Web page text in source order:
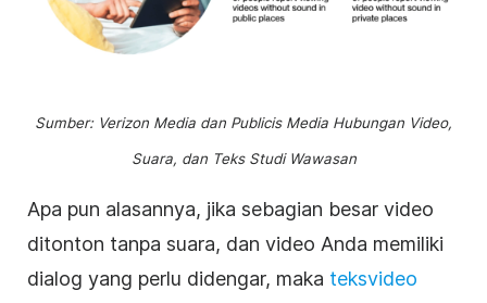
Sumber: Verizon Media dan Publicis Media Hubungan Video,
Suara, dan Teks Studi Wawasan
Apa pun alasannya, jika sebagian besar video
ditonton tanpa suara, dan video Anda memiliki
dialog yang perlu didengar, maka teksvideo